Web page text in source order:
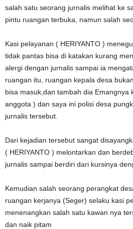
salah satu seorang jurnalis melihat ke
pintu ruangan terbuka, namun salah
Kasi pelayanan ( HERIYANTO )
tidak pantas bisa di katakan kurang
alergi dengan jurnalis sampai ia
ruangan itu, ruangan kepala desa
bisa masuk,dan tambah dia Emangnya
anggota ) dan saya ini polisi desa
jurnalis tersebut.
Dari kejadian tersebut sangat
( HERIYANTO ) melontarkan dan
jurnalis sampai berdiri dari kursinya
Kemudian salah seorang perangkat
ruangan kerjanya (Seger) selaku kasi
menenangkan salah satu kawan nya
dan naik pitam